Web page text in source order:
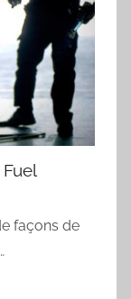
façons de